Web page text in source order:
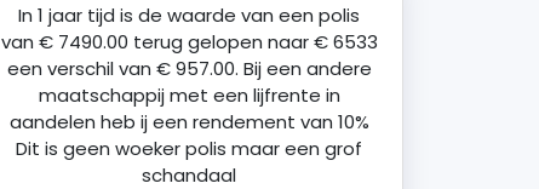
In 1 jaar tijd is de waarde van een polis
van € 7490.00 terug gelopen naar € 6533
een verschil van € 957.00. Bij een andere
maatschappij met een lijfrente in
aandelen heb ij een rendement van 10%
Dit is geen woeker polis maar een grof
schandaal